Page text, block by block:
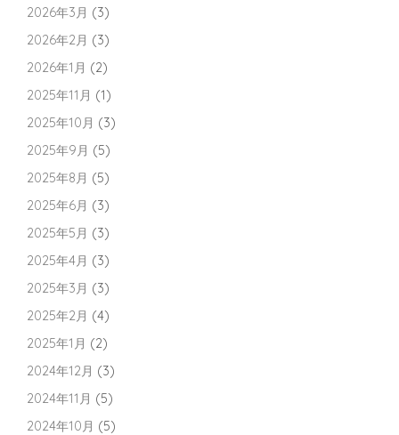
2026年3月 (3)
2026年2月 (3)
2026年1月 (2)
2025年11月 (1)
2025年10月 (3)
2025年9月 (5)
2025年8月 (5)
2025年6月 (3)
2025年5月 (3)
2025年4月 (3)
2025年3月 (3)
2025年2月 (4)
2025年1月 (2)
2024年12月 (3)
2024年11月 (5)
2024年10月 (5)